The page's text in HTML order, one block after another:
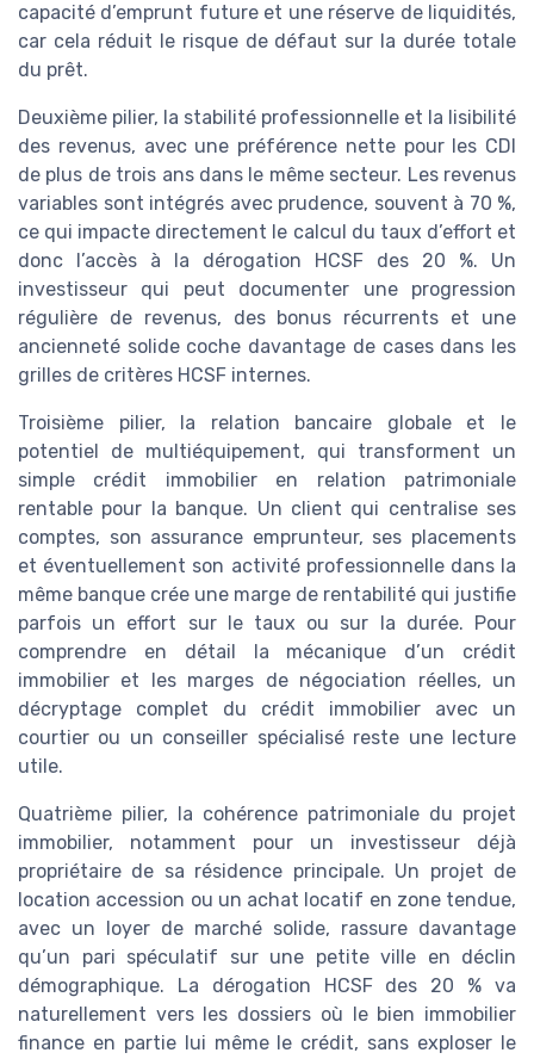
capacité d’emprunt future et une réserve de liquidités,
car cela réduit le risque de défaut sur la durée totale
du prêt.
Deuxième pilier, la stabilité professionnelle et la lisibilité
des revenus, avec une préférence nette pour les CDI
de plus de trois ans dans le même secteur. Les revenus
variables sont intégrés avec prudence, souvent à 70 %,
ce qui impacte directement le calcul du taux d’effort et
donc l’accès à la dérogation HCSF des 20 %. Un
investisseur qui peut documenter une progression
régulière de revenus, des bonus récurrents et une
ancienneté solide coche davantage de cases dans les
grilles de critères HCSF internes.
Troisième pilier, la relation bancaire globale et le
potentiel de multiéquipement, qui transforment un
simple crédit immobilier en relation patrimoniale
rentable pour la banque. Un client qui centralise ses
comptes, son assurance emprunteur, ses placements
et éventuellement son activité professionnelle dans la
même banque crée une marge de rentabilité qui justifie
parfois un effort sur le taux ou sur la durée. Pour
comprendre en détail la mécanique d’un crédit
immobilier et les marges de négociation réelles, un
décryptage complet du crédit immobilier avec un
courtier ou un conseiller spécialisé reste une lecture
utile.
Quatrième pilier, la cohérence patrimoniale du projet
immobilier, notamment pour un investisseur déjà
propriétaire de sa résidence principale. Un projet de
location accession ou un achat locatif en zone tendue,
avec un loyer de marché solide, rassure davantage
qu’un pari spéculatif sur une petite ville en déclin
démographique. La dérogation HCSF des 20 % va
naturellement vers les dossiers où le bien immobilier
finance en partie lui même le crédit, sans exploser le